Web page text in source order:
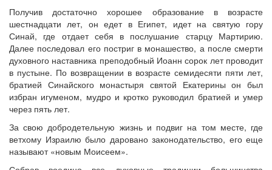
Получив достаточно хорошее образование в возрасте
шестнадцати лет, он едет в Египет, идет на святую гору
Синай, где отдает себя в послушание старцу Мартирию.
Далее последовал его постриг в монашество, а после смерти
духовного наставника преподобный Иоанн сорок лет проводит
в пустыне. По возвращении в возрасте семидесяти пяти лет,
братией Синайского монастыря святой Екатерины он был
избран игуменом, мудро и кротко руководил братией и умер
через пять лет.
За свою добродетельную жизнь и подвиг на том месте, где
ветхому Израилю было даровано законодательство, его еще
называют «новым Моисеем».